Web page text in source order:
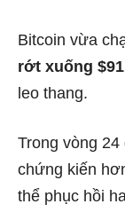
Bitcoin vừa
rớt xuống
leo thang.
Trong vòng
chứng kiến
thể phục hồi